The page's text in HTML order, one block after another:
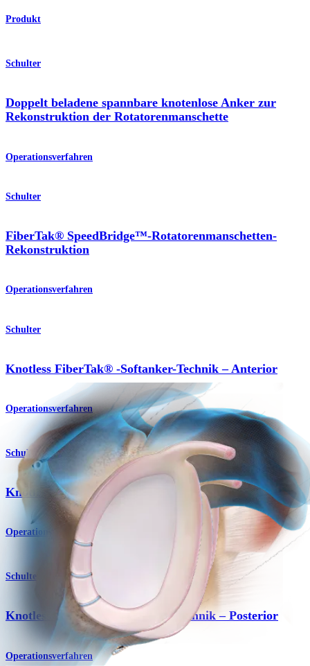
Produkt
Schulter
Doppelt beladene spannbare knotenlose Anker zur
Rekonstruktion der Rotatorenmanschette
Operationsverfahren
Schulter
FiberTak® SpeedBridge™-Rotatorenmanschetten-
Rekonstruktion
Operationsverfahren
Schulter
Knotless FiberTak® -Softanker-Technik – Anterior
Operationsverfahren
Schulter
Knotless FiberTak® Soft Anchor Technique - SLAP
Operationsverfahren
Schulter
Knotless Fibertak® -Softanker Technik – Posterior
Operationsverfahren